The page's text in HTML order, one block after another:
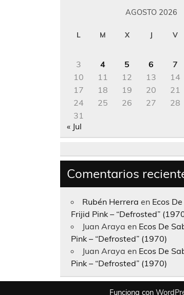
AGOSTO 2026
L M X J V
3
4 5 6 7
10
11 12 13 14
17
18 19 20 21
24
25 26 27 28
31
« Jul
Comentarios
Rubén Herrera en Ecos
Frijid Pink – “Defrosted”
Juan Araya en Ecos De
Pink – “Defrosted” (1970)
Juan Araya en Ecos De
Pink – “Defrosted” (1970)
Funciona con